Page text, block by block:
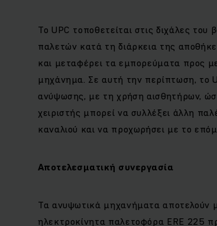
Το UPC τοποθετείται στις διχάλες
παλετών κατά τη διάρκεια της
και μεταφέρει τα εμπορεύματα προς
μηχάνημα. Σε αυτή την περίπτωση, το
ανύψωσης, με τη χρήση αισθητήρων,
χειριστής μπορεί να συλλέξει άλλη
καναλιού και να προχωρήσει με το
Αποτελεσματική συνεργασία
Τα ανυψωτικά μηχανήματα αποτελούν
ηλεκτροκίνητα παλετοφόρα ERE 225